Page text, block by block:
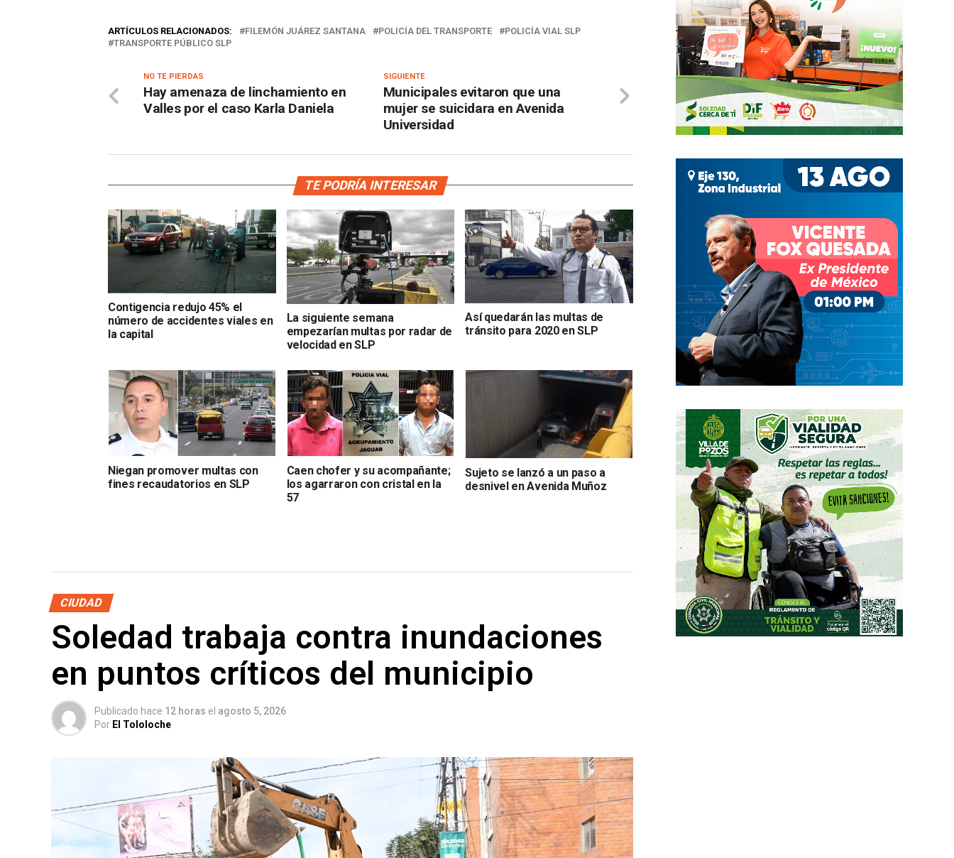
ARTÍCULOS RELACIONADOS: FILEMÓN JUÁREZ SANTANA POLICÍA DEL TRANSPORTE
POLICÍA VIAL SLP
TRANSPORTE PÚBLICO SLP
SIGUIENTE
Municipales evitaron que una
mujer se suicidara en Avenida
Universidad
NO TE PIERDAS
Hay amenaza de linchamiento en
Valles por el caso Karla Daniela
TE PODRÍA INTERESAR
Contigencia redujo 45% el
número de accidentes viales en
la capital
La siguiente semana
empezarían multas por radar de
velocidad en SLP
Así quedarán las multas de
tránsito para 2020 en SLP
Niegan promover multas con
fines recaudatorios en SLP
Caen chofer y su acompañante;
los agarraron con cristal en la
57
Sujeto se lanzó a un paso a
desnivel en Avenida Muñoz
CIUDAD
Soledad trabaja contra inundaciones
en puntos críticos del municipio
Publicado hace 12 horas el agosto 5, 2026
Por El Tololoche